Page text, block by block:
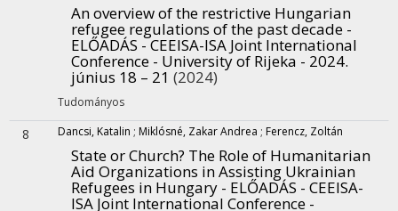
An overview of the restrictive Hungarian
refugee regulations of the past decade -
ELŐADÁS - CEEISA-ISA Joint International
Conference - University of Rijeka - 2024.
június 18 – 21 (2024)
Tudományos
8 Dancsi, Katalin ; Miklósné, Zakar Andrea ; Ferencz, Zoltán
State or Church? The Role of Humanitarian
Aid Organizations in Assisting Ukrainian
Refugees in Hungary - ELŐADÁS - CEEISA-
ISA Joint International Conference -